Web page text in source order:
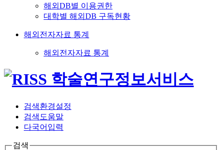
해외DB별 이용권한
대학별 해외DB 구독현황
해외전자자료 통계
해외전자자료 통계
검색환경설정
검색도움말
다국어입력
검색